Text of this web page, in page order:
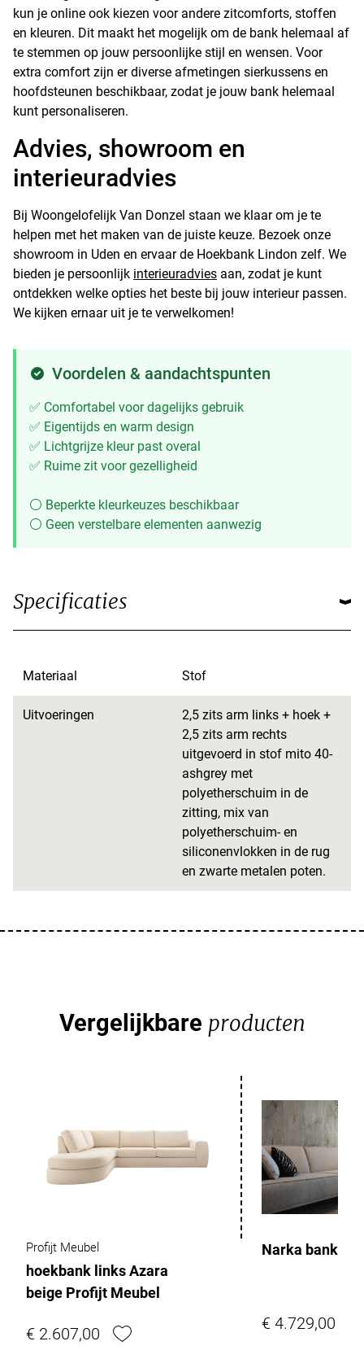
kun je online ook kiezen voor andere zitcomforts, stoffen
en kleuren. Dit maakt het mogelijk om de bank helemaal af
te stemmen op jouw persoonlijke stijl en wensen. Voor
extra comfort zijn er diverse afmetingen sierkussens en
hoofdsteunen beschikbaar, zodat je jouw bank helemaal
kunt personaliseren.
Advies, showroom en
interieuradvies
Bij Woongelofelijk Van Donzel staan we klaar om je te
helpen met het maken van de juiste keuze. Bezoek onze
showroom in Uden en ervaar de Hoekbank Lindon zelf. We
bieden je persoonlijk interieuradvies aan, zodat je kunt
ontdekken welke opties het beste bij jouw interieur passen.
We kijken ernaar uit je te verwelkomen!
Voordelen & aandachtspunten
✅ Comfortabel voor dagelijks gebruik
✅ Eigentijds en warm design
✅ Lichtgrijze kleur past overal
✅ Ruime zit voor gezelligheid
⚪ Beperkte kleurkeuzes beschikbaar
⚪ Geen verstelbare elementen aanwezig
Specificaties
Materiaal Stof
Uitvoeringen
2,5 zits arm links + hoek +
2,5 zits arm rechts
uitgevoerd in stof mito 40-
ashgrey met
polyetherschuim in de
zitting, mix van
polyetherschuim- en
siliconenvlokken in de rug
en zwarte metalen poten.
Vergelijkbare producten
Profijt Meubel
hoekbank links Azara
beige Profijt Meubel
€ 2.607,00
Narka bank
€ 4.729,00